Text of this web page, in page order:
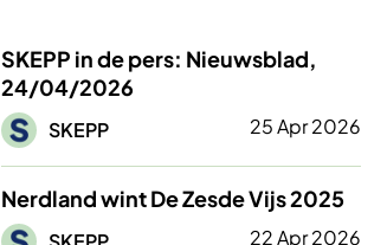
SKEPP in de pers: Nieuwsblad,
24/04/2026
Afbeelding
SKEPP 25 Apr 2026
Nerdland wint De Zesde Vijs 2025
Afbeelding 22 Apr 2026